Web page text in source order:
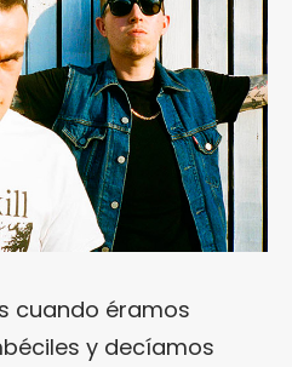
cuando éramos
y decíamos